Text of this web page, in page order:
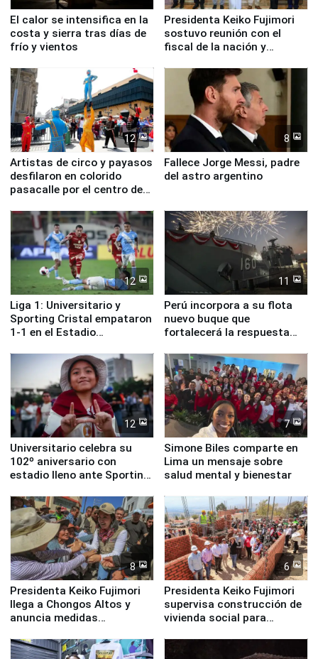
El calor se intensifica en la
costa y sierra tras días de
frío y vientos
Presidenta Keiko Fujimori
sostuvo reunión con el
fiscal de la nación y
12
Artistas de circo y payasos
desfilaron en colorido
pasacalle por el centro de
8
Fallece Jorge Messi, padre
del astro argentino
12
Liga 1: Universitario y
Sporting Cristal empataron
1-1 en el Estadio
11
Perú incorpora a su flota
nuevo buque que
fortalecerá la respuesta
12
Universitario celebra su
102º aniversario con
estadio lleno ante Sporting
7
Simone Biles comparte en
Lima un mensaje sobre
salud mental y bienestar
8
Presidenta Keiko Fujimori
llega a Chongos Altos y
anuncia medidas
educación, salud y empleo
6
Presidenta Keiko Fujimori
supervisa construcción de
vivienda social para